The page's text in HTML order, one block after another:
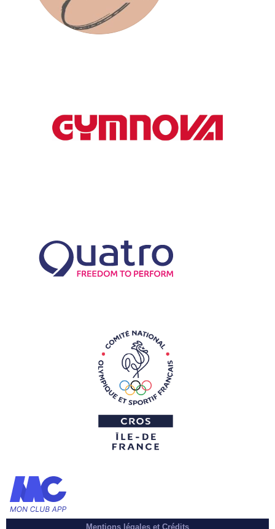
Mentions légales et Crédits